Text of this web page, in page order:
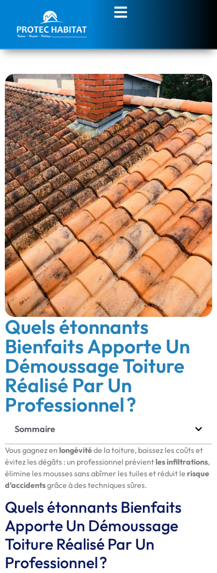
Quels étonnants
Bienfaits Apporte Un
Démoussage Toiture
Réalisé Par Un
Professionnel ?
Sommaire
Vous gagnez en longévitéde la toiture, baissez les coûts et
évitez les dégâts : un professionnel prévient les infiltrations,
élimine les mousses sans abîmer les tuiles et réduit le risque
d’accidentsgrâce à des techniques sûres.
Quels étonnants Bienfaits
Apporte Un Démoussage
Toiture Réalisé Par Un
Professionnel ?